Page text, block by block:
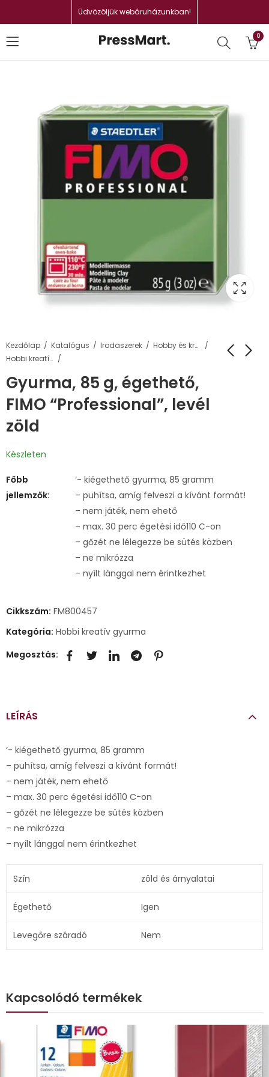
Üdvözöljük webáruházunkban!
0
Kezdőlap Katalógus Irodaszerek
Hobby és kreatív termékek
Hobbi kreatív gyurma
Gyurma, 85 g, égethető,
FIMO “Professional”, levél
zöld
Készleten
Főbb
jellemzők:
‘- kiégethető gyurma, 85 gramm
– puhítsa, amíg felveszi a kívánt formát!
– nem játék, nem ehető
– max. 30 perc égetési idő110 C-on
– gőzét ne lélegezze be sütés közben
– ne mikrózza
– nyílt lánggal nem érintkezhet
Cikkszám: FM800457
Kategória: Hobbi kreatív gyurma
Megosztás:
LEÍRÁS
‘- kiégethető gyurma, 85 gramm
– puhítsa, amíg felveszi a kívánt formát!
– nem játék, nem ehető
– max. 30 perc égetési idő110 C-on
– gőzét ne lélegezze be sütés közben
– ne mikrózza
– nyílt lánggal nem érintkezhet
Szín zöld és árnyalatai
Égethető Igen
Levegőre száradó Nem
Kapcsolódó termékek